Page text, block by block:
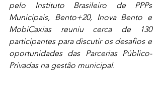
pelo Instituto Brasileiro de PPPs
Municipais, Bento+20, Inova Bento e
MobiCaxias reuniu cerca de 130
participantes para discutir os desafios e
oportunidades das Parcerias Público-
Privadas na gestão municipal.